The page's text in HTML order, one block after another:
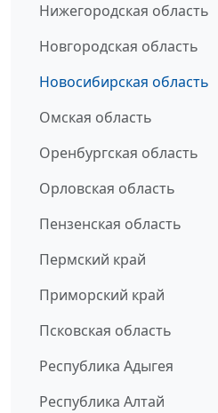
Нижегородская область
Новгородская область
Новосибирская область
Омская область
Оренбургская область
Орловская область
Пензенская область
Пермский край
Приморский край
Псковская область
Республика Адыгея
Республика Алтай